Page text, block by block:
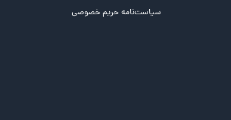
سیاست‌نامه حریم خصوصی